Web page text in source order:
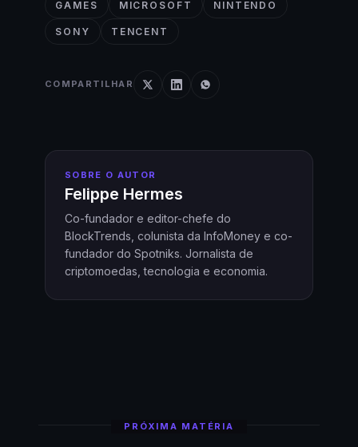
GAMES MICROSOFT NINTENDO
SONY TENCENT
COMPARTILHAR
SOBRE O AUTOR
Felippe Hermes
Co-fundador e editor-chefe do
BlockTrends, colunista da InfoMoney e co-
fundador do Spotniks. Jornalista de
criptomoedas, tecnologia e economia.
PRÓXIMA MATÉRIA